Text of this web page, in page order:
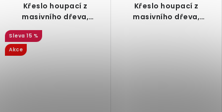
Křeslo houpací z
masivního dřeva,
15 %
Akce
Křeslo houpací z
masivního dřeva,